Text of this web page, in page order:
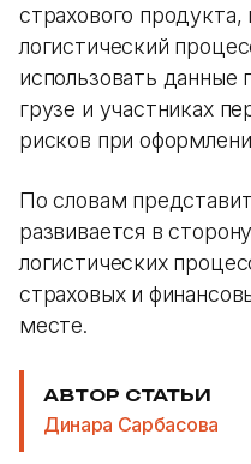
страхового
логистический
использовать
грузе и участниках
рисков при
По словам
развивается в
логистических
страховых и
месте.
АВТОР СТАТЬИ
Динара Сарбасова